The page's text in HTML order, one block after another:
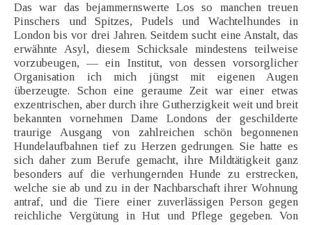
Das war das bejammernswerte Los so manchen treuen
Pinschers und Spitzes, Pudels und Wachtelhundes in
London bis vor drei Jahren. Seitdem sucht eine Anstalt, das
erwähnte Asyl, diesem Schicksale mindestens teilweise
vorzubeugen, — ein Institut, von dessen vorsorglicher
Organisation ich mich jüngst mit eigenen Augen
überzeugte. Schon eine geraume Zeit war einer etwas
exzentrischen, aber durch ihre Gutherzigkeit weit und breit
bekannten vornehmen Dame Londons der geschilderte
traurige Ausgang von zahlreichen schön begonnenen
Hundelaufbahnen tief zu Herzen gedrungen. Sie hatte es
sich daher zum Berufe gemacht, ihre Mildtätigkeit ganz
besonders auf die verhungernden Hunde zu erstrecken,
welche sie ab und zu in der Nachbarschaft ihrer Wohnung
antraf, und die Tiere einer zuverlässigen Person gegen
reichliche Vergütung in Hut und Pflege gegeben. Von